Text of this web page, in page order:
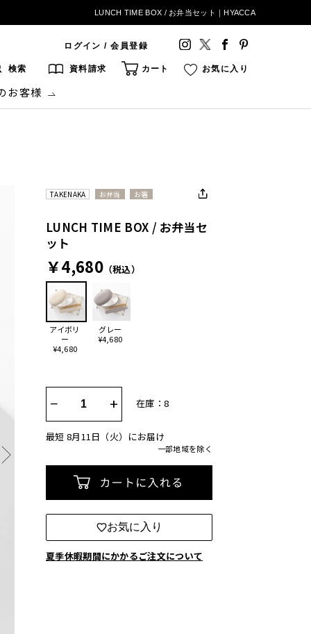
LUNCH TIME BOX / お弁当セット｜HYACCA
ログイン / 会員登録
検索 資料請求 カート お気に入り
お客様
TAKENAKA お弁当 お箸
アイボリ
ー
¥4,680
グレー
¥4,680
LUNCH TIME BOX / お弁当セ
ット
￥4,680（税込）
− + 在庫：8
最短 8月11日（火）にお届け
一部地域を除く
お気に入り
夏季休暇期間にかかるご注文について